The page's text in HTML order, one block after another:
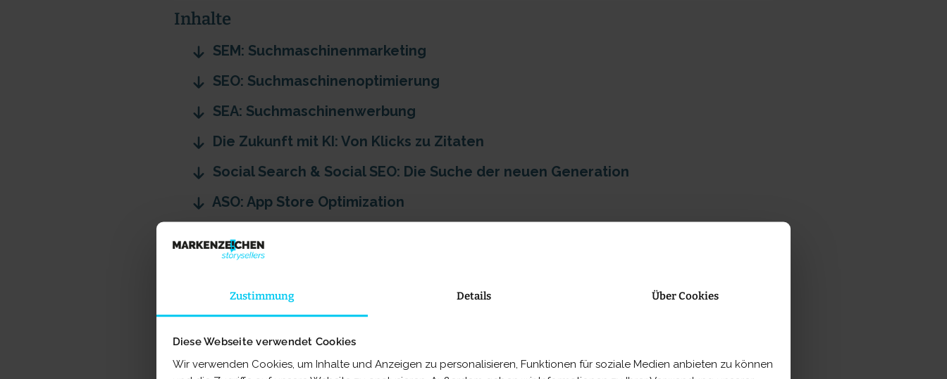
Zustimmung Details Über Cookies
Diese Webseite verwendet Cookies
Wir verwenden Cookies, um Inhalte und Anzeigen zu personalisieren, Funktionen für soziale Medien anbieten zu können
Inhalte
SEM: Suchmaschinenmarketing
SEO: Suchmaschinenoptimierung
SEA: Suchmaschinenwerbung
Die Zukunft mit KI: Von Klicks zu Zitaten
Social Search & Social SEO: Die Suche der neuen Generation
ASO: App Store Optimization
Die häufigsten Fragen rund um SEO, SEA, SEM, KI, Onpage & Offpage....
SEM: Suchmaschinenmarketing